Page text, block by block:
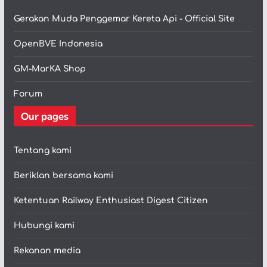
Gerakan Muda Penggemar Kereta Api - Official Site
OpenBVE Indonesia
GM-MarKA Shop
Forum
Our pages
Tentang kami
Beriklan bersama kami
Ketentuan Railway Enthusiast Digest Citizen
Hubungi kami
Rekanan media